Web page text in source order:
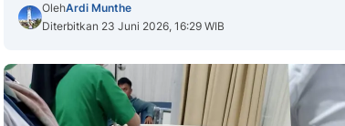
OlehArdi Munthe
Diterbitkan 23 Juni 2026, 16:29 WIB